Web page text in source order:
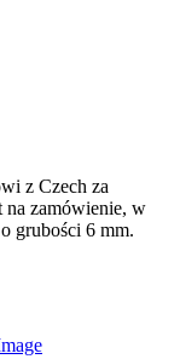
z Czech za
na zamówienie, w
grubości 6 mm.